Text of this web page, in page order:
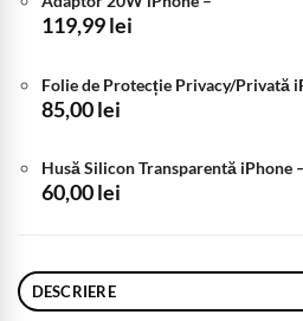
119,99lei
Folie de Protecție Privacy/Privată
85,00lei
Husă Silicon Transparentă iPhone –
60,00lei
DESCRIERE